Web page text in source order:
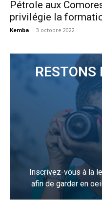
Pétrole aux
privilégie la
Kemba - 3 octobre 2022
RESTONS
Inscrivez-vous à la
afin de garder en